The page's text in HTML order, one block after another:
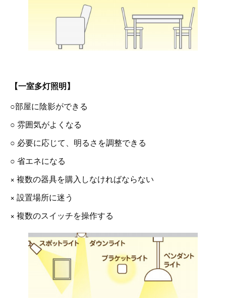
【一室多灯照明】
○部屋に陰影ができる
○ 雰囲気がよくなる
○ 必要に応じて、明るさを調整できる
○ 省エネになる
× 複数の器具を購入しなければならない
× 設置場所に迷う
× 複数のスイッチを操作する